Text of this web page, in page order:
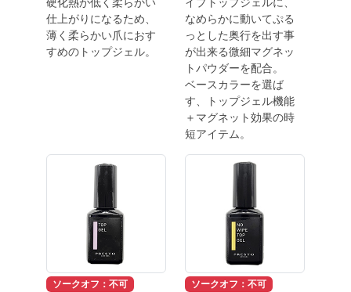
仕上がりになるため、
薄く柔らかい爪におす
すめのトップジェル。
なめらかに動いてぷる
っとした奥行を出す事
が出来る微細マグネッ
トパウダーを配合。
ベースカラーを選ば
す、トップジェル機能
＋マグネット効果の時
短アイテム。
ソークオフ：不可 ソークオフ：不可